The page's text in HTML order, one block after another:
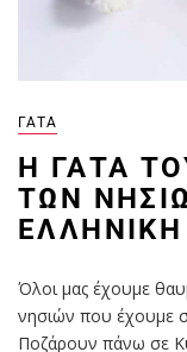
ΓΆΤΑ
Η ΓΆΤΑ
ΤΩΝ
Όλοι μας έχουμε
νησιών που έχουμε
Ποζάρουν πάνω σε